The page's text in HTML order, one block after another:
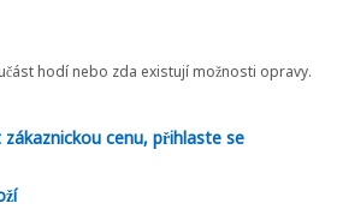
hodí nebo zda existují možnosti opravy.
cenu, přihlaste se